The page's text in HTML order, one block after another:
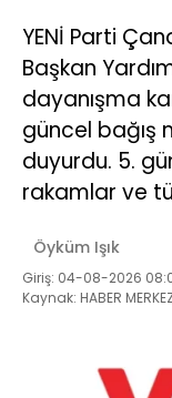
YENİ Parti
Başkan
dayanışma
güncel bağış
duyurdu. 5.
rakamlar ve
Öyküm Işık
Giriş: 04-08-2026
Kaynak: HABER